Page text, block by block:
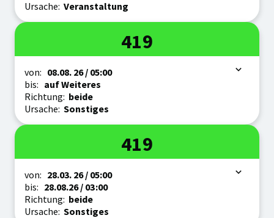
Ursache: Veranstaltung
Linie
419
Zeitraum
von: 08.08. 26/ 05:00
bis: auf Weiteres
Richtung: beide
Ursache: Sonstiges
Linie
419
Zeitraum
von: 28.03. 26/ 05:00
bis: 28.08.26/ 03:00
Richtung: beide
Ursache: Sonstiges